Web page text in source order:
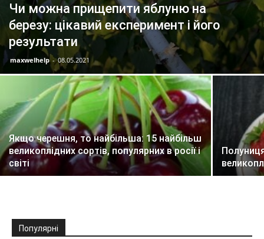
Чи можна прищепити яблуню на
березу: цікавий експеримент і його
результати
maxwelhelp - 08.05.2021
Якщо черешня, то найбільша: 15 найбільш
великоплідних сортів, популярних в росії і
світі
Популярні